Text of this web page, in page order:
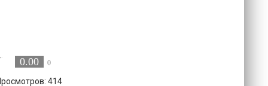
0.00 0
414